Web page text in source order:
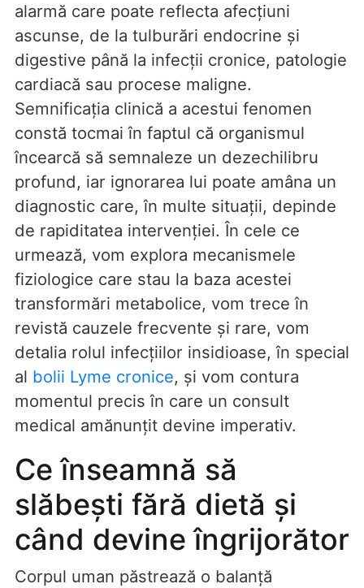
alarmă care poate reflecta afecțiuni
ascunse, de la tulburări endocrine și
digestive până la infecții cronice, patologie
cardiacă sau procese maligne.
Semnificația clinică a acestui fenomen
constă tocmai în faptul că organismul
încearcă să semnaleze un dezechilibru
profund, iar ignorarea lui poate amâna un
diagnostic care, în multe situații, depinde
de rapiditatea intervenției. În cele ce
urmează, vom explora mecanismele
fiziologice care stau la baza acestei
transformări metabolice, vom trece în
revistă cauzele frecvente și rare, vom
detalia rolul infecțiilor insidioase, în special
al bolii Lyme cronice, și vom contura
momentul precis în care un consult
medical amănunțit devine imperativ.
Ce înseamnă să
slăbești fără dietă și
când devine îngrijorător
Corpul uman păstrează o balanță